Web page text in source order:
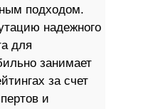
подходом.
надежного
для
занимает
за счет
и